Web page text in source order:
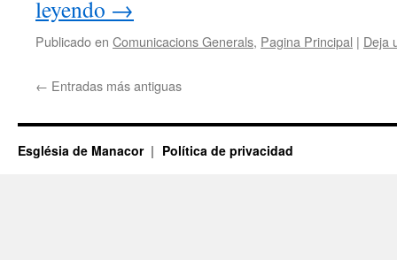
leyendo →
Publicado en Comunicacions Generals, Pagina Principal | Deja
← Entradas más antiguas
Església de Manacor Política de privacidad